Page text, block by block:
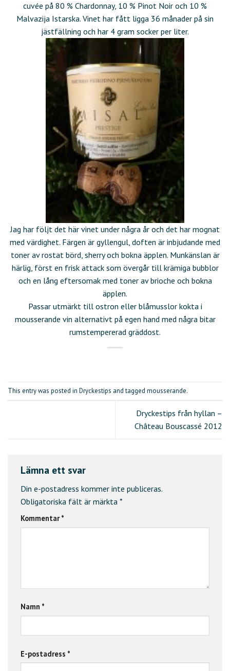
cuvée på 80 % Chardonnay, 10 % Pinot Noir och 10 %
Malvazija Istarska. Vinet har fått ligga 36 månader på sin
jästfällning och har 4 gram socker per liter.
Jag har följt det här vinet under några år och det har mognat
med värdighet. Färgen är gyllengul, doften är inbjudande med
toner av rostat börd, sherry och bokna äpplen. Munkänslan är
härlig, först en frisk attack som övergår till krämiga bubblor
och en lång eftersomak med toner av brioche och bokna
äpplen.
Passar utmärkt till ostron eller blåmusslor kokta i
mousserande vin alternativt på egen hand med några bitar
rumstempererad gräddost.
This entry was posted in Dryckestips and tagged mousserande.
Dryckestips från hyllan –
Château Bouscassé 2012
Lämna ett svar
Din e-postadress kommer inte publiceras.
Obligatoriska fält är märkta *
Kommentar*
Namn *
E-postadress *